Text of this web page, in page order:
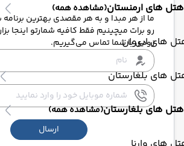
هتل های ارمنستان(مشاهده همه)
های ایروان
های بلغارستان
هتل های بلغارستان(مشاهده همه)
ما از هر مبدا و به هر مقصدی بهترین
رو برات میچینیم فقط کافیه شمارتو اینجا
زودی با شما تماس می‌گیریم.
ارسال